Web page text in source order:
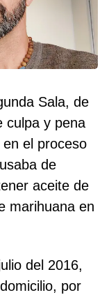
Sala, de
culpa y pena
el proceso
de
aceite de
marihuana en
del 2016,
por